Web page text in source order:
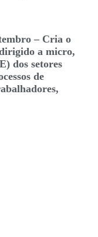
– Cria o
a micro,
dos setores
de